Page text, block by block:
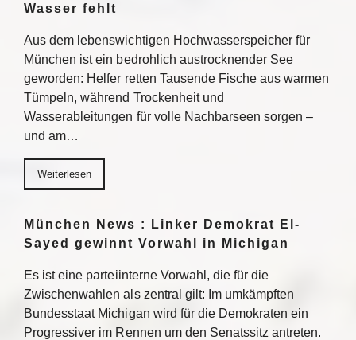
Wasser fehlt
Aus dem lebenswichtigen Hochwasserspeicher für
München ist ein bedrohlich austrocknender See
geworden: Helfer retten Tausende Fische aus warmen
Tümpeln, während Trockenheit und
Wasserableitungen für volle Nachbarseen sorgen –
und am…
Weiterlesen
München News : Linker Demokrat El-
Sayed gewinnt Vorwahl in Michigan
Es ist eine parteiinterne Vorwahl, die für die
Zwischenwahlen als zentral gilt: Im umkämpften
Bundesstaat Michigan wird für die Demokraten ein
Progressiver im Rennen um den Senatssitz antreten.